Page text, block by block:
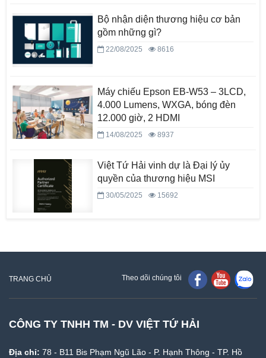
Bộ nhận diện thương hiệu cơ bản
gồm những gì?
22/08/2025 8616
Máy chiếu Epson EB-W53 – 3LCD,
4.000 Lumens, WXGA, bóng đèn
12.000 giờ, 2 HDMI
14/08/2025 8937
Việt Tứ Hải vinh dự là Đại lý ủy
quyền của thương hiệu MSI
30/05/2025 15692
TRANG CHỦ Theo dõi chúng tôi
CÔNG TY TNHH TM - DV VIỆT TỨ HẢI
Địa chỉ: 78 - B11 Bis Phạm Ngũ Lão - P. Hạnh Thông - TP. Hồ